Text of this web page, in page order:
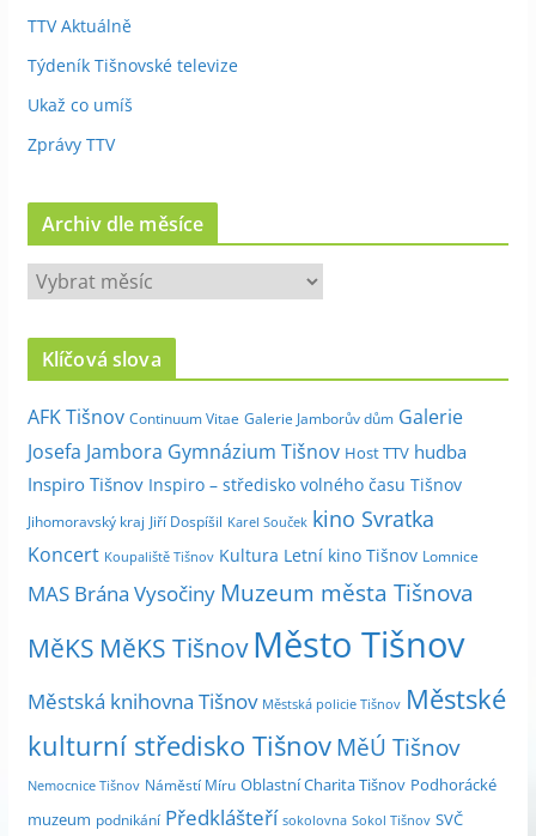
TTV Aktuálně
Týdeník Tišnovské televize
Ukaž co umíš
Zprávy TTV
Archiv dle měsíce
A
c
v
d
l
e
m
s
í
e
Klíčová slova
AFK Tišnov Continuum Vitae Galerie Jamborův dům Galerie
Josefa Jambora Gymnázium Tišnov Host TTV hudba
Inspiro Tišnov Inspiro – středisko volného času Tišnov
Jihomoravský kraj Jiří Dospíšil Karel Souček kino Svratka
Koncert Koupaliště Tišnov Kultura Letní kino Tišnov Lomnice
MAS Brána Vysočiny Muzeum města Tišnova
MěKS MěKS Tišnov Město Tišnov
Městská knihovna Tišnov Městská policie Tišnov Městské
kulturní středisko Tišnov MěÚ Tišnov
Nemocnice Tišnov Náměstí Míru Oblastní Charita Tišnov Podhorácké
muzeum podnikání Předklášteří sokolovna Sokol Tišnov SVČ